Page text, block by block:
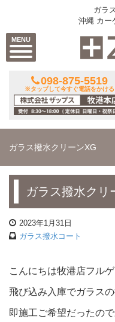
MENU
ガラ
沖縄 カー
098-875-5519
※タップして今すぐ電話をかける
ガラス撥水クリーンXG
ガラス撥水クリ
2023年1月31日
ガラス撥水コート
こんにちは牧港店フル
飛び込み入庫でガラス
即施工ご希望だったの